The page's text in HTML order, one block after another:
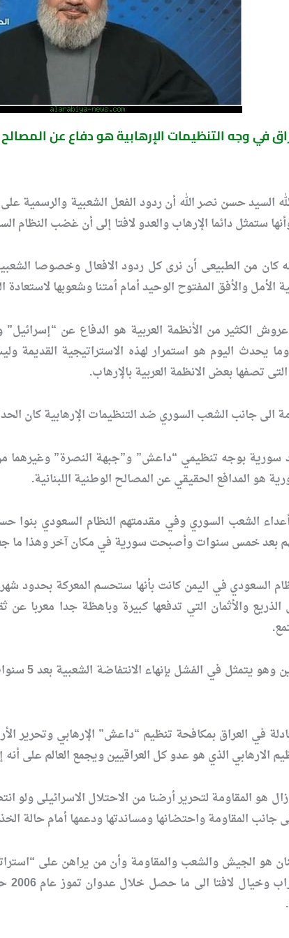
في وجه التنظيمات الإرهابية هو دفاع عن
السيد حسن نصر الله أن ردود الفعل الشعبية والرسمية
ستمثل دائما الإرهاب والعدو لافتا إلى أن غضب
كان من الطبيعى أن نرى كل ردود الافعال وخصوصا
الأمل والأفق المفتوح الوحيد أمام أمتنا وشعوبها
الكثير من الأنظمة العربية هو الدفاع عن
يحدث اليوم هو استمرار لهذه الاستراتيجية
تصفها بعض الانظمة العربية بالإرهاب.
الى جانب الشعب السوري ضد التنظيمات الإرهابية كان الحد
سورية بوجه تنظيمي “داعش” و”جبهة النصرة” وغيرهما
هو المدافع الحقيقي عن المصالح الوطنية اللبنانية.
الشعب السوري وفي مقدمتهم النظام السعودي
بعد خمس سنوات وأصبحت سورية في مكان آخر وهذا ما
السعودي في اليمن كانت بأنها ستحسم المعركة بحدود
الذريع والأثمان التي تدفعها كبيرة وباهظة جدا معربا
ولفت إلى
في العراق بمكافحة تنظيم “داعش” الإرهابي وتحرير
الارهابي الذي هو عدو كل العراقيين ويجمع العالم
هو المقاومة لتحرير أرضنا من الاحتلال الاسرائيلى ولو
المقاومة واحتضانها ومساندتها ودعمها أمام حالة
هو الجيش والشعب والمقاومة وأن من يراهن على